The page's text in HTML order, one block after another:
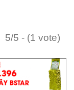
5/5 - (1 vote)